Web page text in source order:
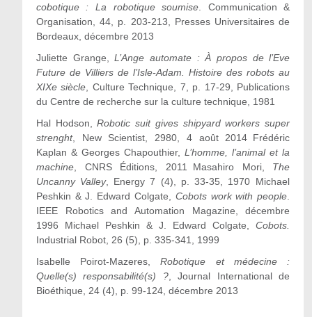
cobotique : La robotique soumise . Communication &
Organisation, 44, p. 203-213, Presses Universitaires de
Bordeaux, décembre 2013
Juliette Grange,L’Ange automate : À propos de l’Eve
Future de Villiers de l’Isle-Adam. Histoire des robots au
XIXe siècle , Culture Technique, 7, p. 17-29, Publications
du Centre de recherche sur la culture technique, 1981
Hal Hodson,Robotic suit gives shipyard workers super
strenght, New Scientist, 2980, 4 août 2014 Frédéric
Kaplan & Georges Chapouthier,L’homme, l’animal et la
machine, CNRS Éditions, 2011 Masahiro Mori, The
Uncanny Valley, Energy 7 (4), p. 33-35, 1970 Michael
Peshkin & J. Edward Colgate, Cobots work with people
IEEE Robotics and Automation Magazine, décembre
1996 Michael Peshkin & J. Edward Colgate,Cobots.
Industrial Robot, 26 (5), p. 335-341, 1999
Isabelle Poirot-Mazeres,Robotique et médecine :
Quelle(s) responsabilité(s) ?, Journal International de
Bioéthique, 24 (4), p. 99-124, décembre 2013